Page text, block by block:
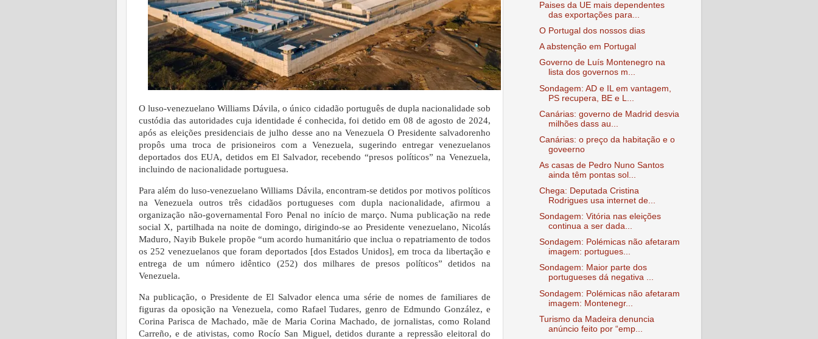
O luso-venezuelano Williams Dávila, o único cidadão português de dupla nacionalidade sob
custódia das autoridades cuja identidade é conhecida, foi detido em 08 de agosto de 2024,
após as eleições presidenciais de julho desse ano na Venezuela O Presidente salvadorenho
propôs uma troca de prisioneiros com a Venezuela, sugerindo entregar venezuelanos
deportados dos EUA, detidos em El Salvador, recebendo “presos políticos” na Venezuela,
incluindo de nacionalidade portuguesa.
Para além do luso-venezuelano Williams Dávila, encontram-se detidos por motivos políticos
na Venezuela outros três cidadãos portugueses com dupla nacionalidade, afirmou a
organização não-governamental Foro Penal no início de março.Numa publicação na rede
social X, partilhada na noite de domingo, dirigindo-se ao Presidente venezuelano, Nicolás
Maduro, Nayib Bukele propõe “um acordo humanitário que inclua o repatriamento de todos
os 252 venezuelanos que foram deportados [dos Estados Unidos], em troca da libertação e
entrega de um número idêntico (252) dos milhares de presos políticos” detidos na
Venezuela.
Na publicação, o Presidente de El Salvador elenca uma série de nomes de familiares de
figuras da oposição na Venezuela, como Rafael Tudares, genro de Edmundo González, e
Corina Parisca de Machado, mãe de Maria Corina Machado, de jornalistas, como Roland
Carreño, e de ativistas, como Rocío San Miguel, detidos durante a repressão eleitoral do
Paises da UE mais dependentes
das exportações para...
O Portugal dos nossos dias
A abstenção em Portugal
Governo de Luís Montenegro na
lista dos governos m...
Sondagem: AD e IL em vantagem,
PS recupera, BE e L...
Canárias: governo de Madrid desvia
milhões dass au...
Canárias: o preço da habitação e o
goveerno
As casas de Pedro Nuno Santos
ainda têm pontas sol...
Chega: Deputada Cristina
Rodrigues usa internet de...
Sondagem: Vitória nas eleições
continua a ser dada...
Sondagem: Polémicas não afetaram
imagem: portugues...
Sondagem: Maior parte dos
portugueses dá negativa ...
Sondagem: Polémicas não afetaram
imagem: Montenegr...
Turismo da Madeira denuncia
anúncio feito por “emp...